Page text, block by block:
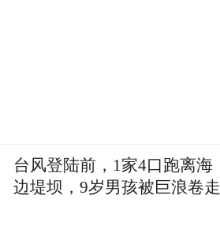
台风登陆前，1家4口跑离海
边堤坝，9岁男孩被巨浪卷走